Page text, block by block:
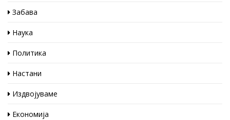
Забава
Наука
Политика
Настани
Издвојуваме
Економија